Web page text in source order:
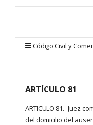
Código Civil y
ARTÍCULO 81
ARTICULO 81.- Juez
del domicilio del